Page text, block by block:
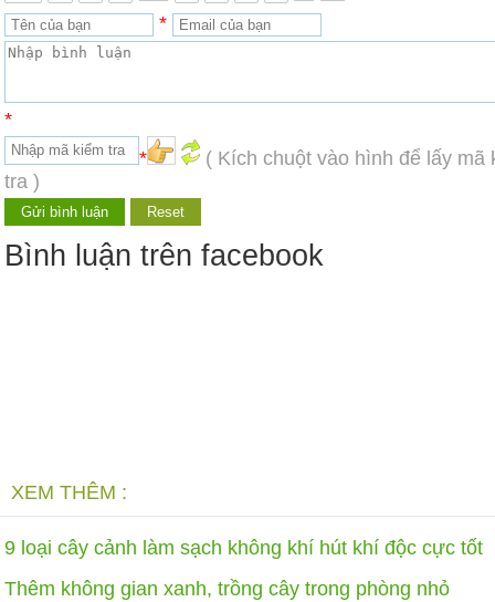
*
*
*
( Kích chuột vào hình để lấy mã
tra )
Bình luận trên facebook
XEM THÊM :
9 loại cây cảnh làm sạch không khí hút khí độc cực tốt
Thêm không gian xanh, trồng cây trong phòng nhỏ